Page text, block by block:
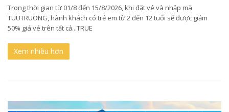
Trong thời gian từ 01/8 đến 15/8/2026, khi đặt vé và nhập mã
TUUTRUONG, hành khách có trẻ em từ 2 đến 12 tuổi sẽ được giảm
50% giá vé trên tất cả...TRUE
Xem nhiều hơn